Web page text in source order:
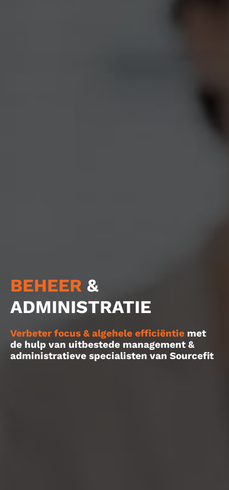
BEHEER &
ADMINISTRATIE
Verbeter focus & algehele efficiëntie met
de hulp van uitbestede management &
administratieve specialisten van Sourcefit